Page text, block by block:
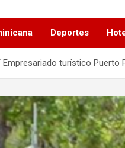
Deportes
Empresariado turístico Puerto